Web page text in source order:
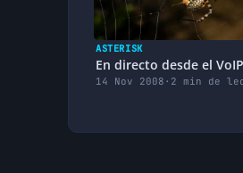
ASTERISK
En directo desde el
14 Nov 2008 · 2 min de